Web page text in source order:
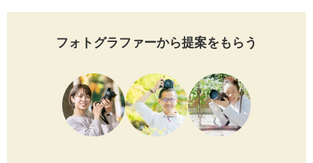
フォトグラファーから提案をもらう